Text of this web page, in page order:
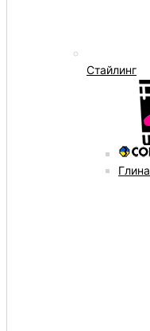
Стайлинг
Глина